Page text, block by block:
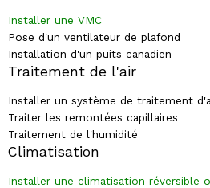
Installer une VMC
Pose d'un ventilateur de plafond
Installation d'un puits canadien
Traitement de l'air
Installer un système de traitement
Traiter les remontées capillaires
Traitement de l'humidité
Climatisation
Installer une climatisation réversible